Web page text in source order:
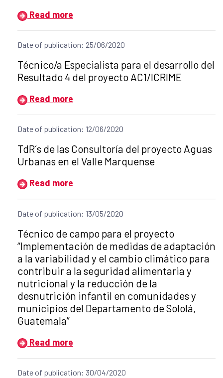
Read more
Date of publication: 25/06/2020
Title of the announcement:
Técnico/a Especialista para el desarrollo del
Resultado 4 del proyecto AC1/ICRIME
Read more
Date of publication: 12/06/2020
Title of the announcement:
TdR´s de las Consultoría del proyecto Aguas
Urbanas en el Valle Marquense
Read more
Date of publication: 13/05/2020
Title of the announcement:
Técnico de campo para el proyecto
“Implementación de medidas de adaptación
a la variabilidad y el cambio climático para
contribuir a la seguridad alimentaria y
nutricional y la reducción de la
desnutrición infantil en comunidades y
municipios del Departamento de Sololá,
Guatemala”
Read more
Date of publication: 30/04/2020